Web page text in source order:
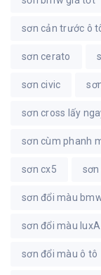
sơn cản trước ô
sơn cerato
sơn civic
sơn cross lấy
sơn cùm phanh
sơn cx5 sơn
sơn đổi màu
sơn đổi màu luxA
sơn đổi màu ô tô